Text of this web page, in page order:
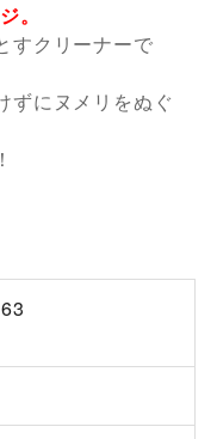
。
すクリーナーで
ずにヌメリをぬぐ